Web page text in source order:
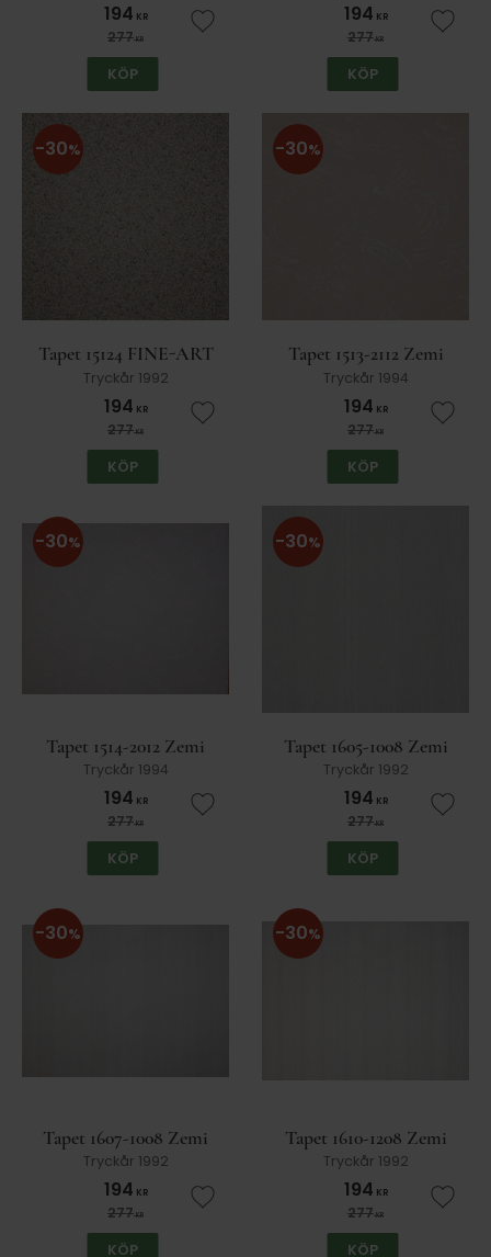
194 KR
277KR Lägg till i favoriter
KÖP
194 KR
277KR Lägg
KÖP
Tapet 15124 FINE-ART
Tryckår 1992
194 KR
277KR
30%
Lägg till i favoriter
KÖP
Tapet 1513-2112 Zemi
Tryckår 1994
194 KR
277KR
30%
Lägg
KÖP
Tapet 1514-2012 Zemi
Tryckår 1994
194 KR
277KR
30%
Lägg till i favoriter
KÖP
Tapet 1605-1008 Zemi
Tryckår 1992
194 KR
277KR
30%
Lägg
KÖP
Tapet 1607-1008 Zemi
Tryckår 1992
194 KR
277KR
30%
Lägg till i favoriter
KÖP
Tapet 1610-1208 Zemi
Tryckår 1992
194 KR
277KR
30%
Lägg
KÖP